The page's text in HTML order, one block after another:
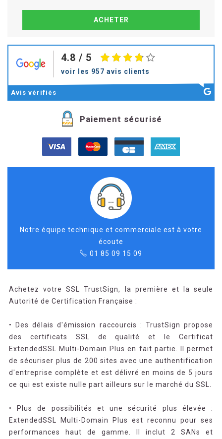
4.8 / 5
voir les 957 avis clients
Avis vérifiés
Paiement sécurisé
Notre équipe technique et commerciale est à votre
écoute
01 85 09 15 09
Achetez votre SSL TrustSign, la première et la seule
Autorité de Certification Française :
• Des délais d'émission raccourcis : TrustSign propose
des certificats SSL de qualité et le Certificat
ExtendedSSL Multi-Domain Plus en fait partie. Il permet
de sécuriser plus de 200 sites avec une authentification
d'entreprise complète et est délivré en moins de 5 jours
ce qui est existe nulle part ailleurs sur le marché du SSL.
• Plus de possibilités et une sécurité plus élevée :
ExtendedSSL Multi-Domain Plus est reconnu pour ses
performances haut de gamme. Il inclut 2 SANs et